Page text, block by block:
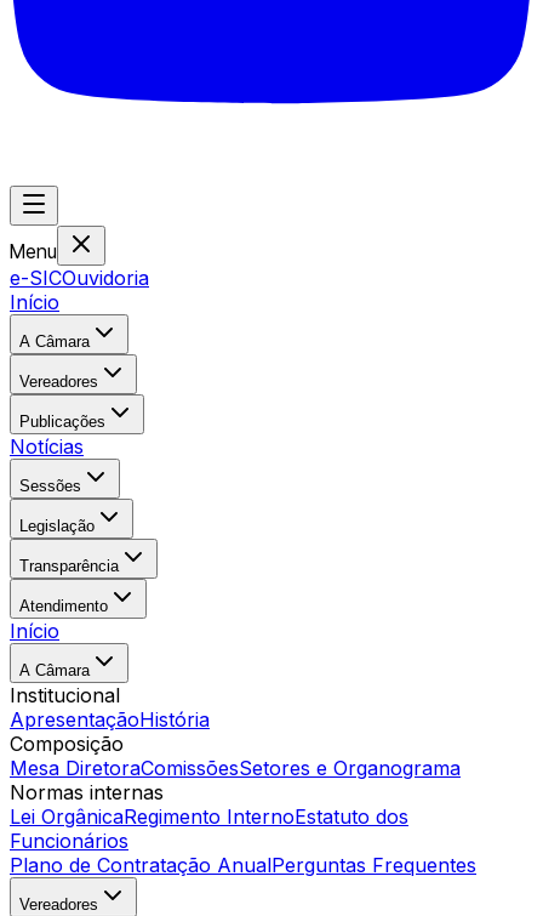
Menu
e-SICOuvidoria
Início
A Câmara
Vereadores
Publicações
Notícias
Sessões
Legislação
Transparência
Atendimento
Início
A Câmara
Institucional
ApresentaçãoHistória
Composição
Mesa DiretoraComissõesSetores e Organograma
Normas internas
Lei OrgânicaRegimento InternoEstatuto dos
Funcionários
Plano de Contratação AnualPerguntas Frequentes
Vereadores